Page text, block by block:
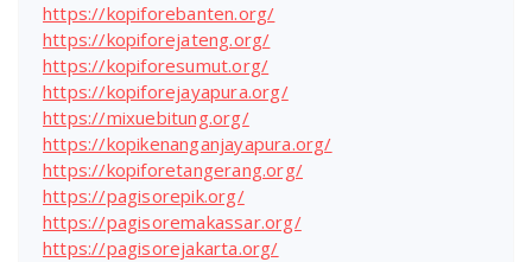
https://kopiforebanten.org/
https://kopiforejateng.org/
https://kopiforesumut.org/
https://kopiforejayapura.org/
https://mixuebitung.org/
https://kopikenanganjayapura.org/
https://kopiforetangerang.org/
https://pagisorepik.org/
https://pagisoremakassar.org/
https://pagisorejakarta.org/